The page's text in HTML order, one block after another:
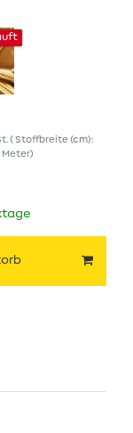
( Stoffbreite (cm):
Meter)